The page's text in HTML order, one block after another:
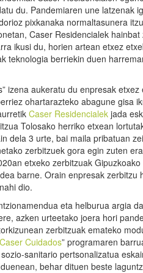
du. Pandemiaren une latzenak
pixkanaka normaltasunera
Caser Residencialek
ikusi du, horien artean etxez
teknologia berriekin duen
izena aukeratu du enpresak
ohartarazteko abagune gisa
Caser Residencialek jada
Tolosako herriko etxean
dela 3 urte, bai maila pribatuan
zerbitzuek gora egin zuten
etxeko zerbitzuak
barne. Orain enpresak zerbitzu
dio.
eta helburua argia
azken urteetako joera hori
zerbitzuak emateko
Caser Cuidados” programaren
sanitario pertsonalizatua
behar dituen beste